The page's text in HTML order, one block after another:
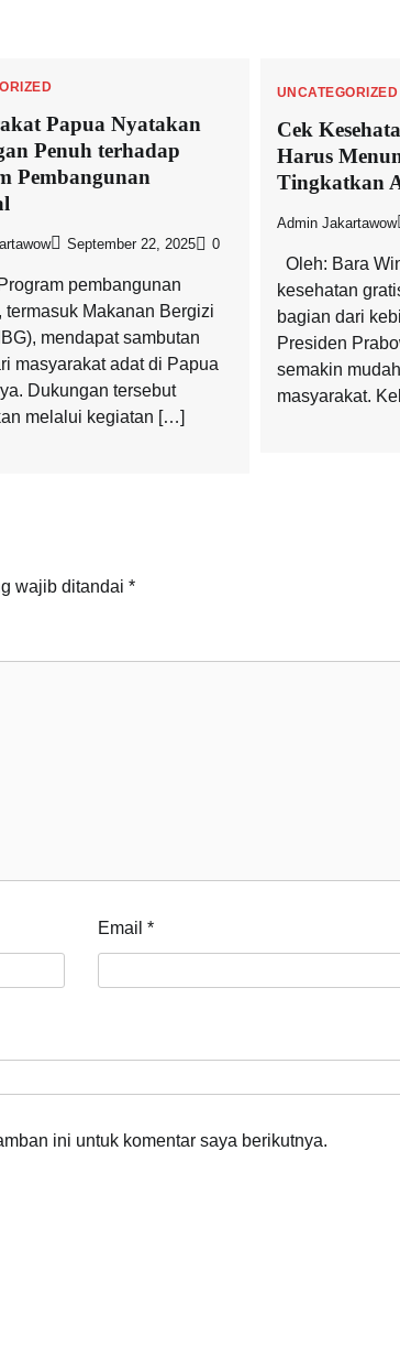
Papua Nyatakan
Penuh terhadap
Pembangunan
September 22, 2025 0
pembangunan
termasuk Makanan Bergizi
mendapat sambutan
masyarakat adat di Papua
Dukungan tersebut
melalui kegiatan […]
UNCATEGORIZED
Cek
Harus
Tingkatkan
Admin Jakartawow
Oleh: Bara
kesehatan
bagian dari
Presiden
semakin
masyarakat.
wajib ditandai *
Email*
ini untuk komentar saya berikutnya.